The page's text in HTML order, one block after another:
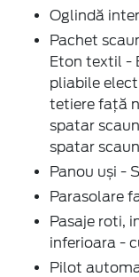
Oglindă
Pachet
Eton textil -
pliabile
tetiere față
spatar
spatar
Panou uși -
Parasolare
Pasaje roti,
inferioara -
Pilot